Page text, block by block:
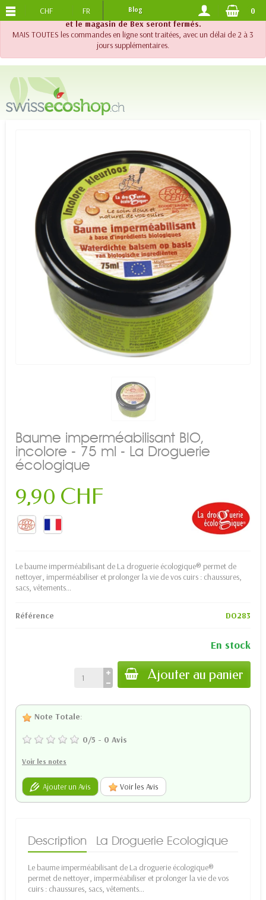
!! Important !! Jusqu'au 20 août 2026, le support téléphonique
et le magasin de Bex seront fermés.
MAIS TOUTES les commandes en ligne sont traitées, avec un délai de 2 à 3
jours supplémentaires.
PORTS OFFERTS DES 120.-
CHF FR Blog 0
Baume imperméabilisant BIO,
incolore - 75 ml - La Droguerie
écologique
9,90 CHF
Le baume imperméabilisant de La droguerie écologique® permet de
nettoyer, imperméabiliser et prolonger la vie de vos cuirs : chaussures,
sacs, vêtements…
Référence DO283
En stock
Ajouter au panier
Note Totale:
0/5 - 0 Avis
Voir les notes
Ajouter un Avis Voir les Avis
Description La Droguerie Ecologique
Le baume imperméabilisant de La droguerie écologique®
permet de nettoyer, imperméabiliser et prolonger la vie de vos
cuirs : chaussures, sacs, vêtements…